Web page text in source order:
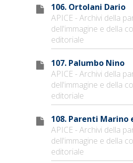
106. Ortolani Dario
APICE - Archivi della
dell'immagine e della
editoriale
107. Palumbo Nino
APICE - Archivi della
dell'immagine e della
editoriale
108. Parenti Marino
APICE - Archivi della
dell'immagine e della
editoriale